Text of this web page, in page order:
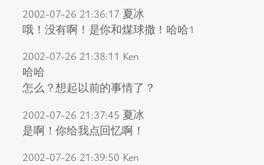
2002-07-26 21:36:17 夏冰
哦！没有啊！是你和煤球撒！哈哈1
2002-07-26 21:38:11 Ken
哈哈
怎么？想起以前的事情了？
2002-07-26 21:37:45 夏冰
是啊！你给我点回忆啊！
2002-07-26 21:39:50 Ken